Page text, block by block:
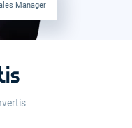
Manager